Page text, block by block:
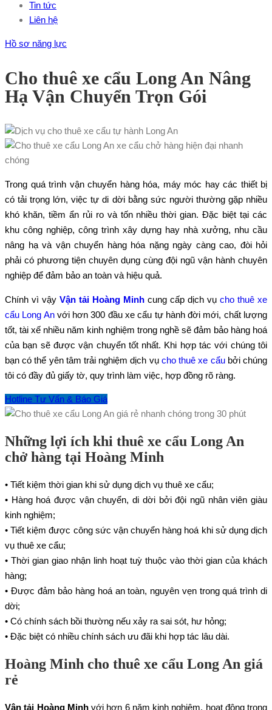
Tin tức
Liên hệ
Hồ sơ năng lực
Cho thuê xe cẩu Long An Nâng
Hạ Vận Chuyển Trọn Gói
Trong quá trình vận chuyển hàng hóa, máy móc hay các thiết bị
có tải trọng lớn, việc tự di dời bằng sức người thường gặp nhiều
khó khăn, tiềm ẩn rủi ro và tốn nhiều thời gian. Đặc biệt tại các
khu công nghiệp, công trình xây dựng hay nhà xưởng, nhu cầu
nâng hạ và vận chuyển hàng hóa nặng ngày càng cao, đòi hỏi
phải có phương tiện chuyên dụng cùng đội ngũ vận hành chuyên
nghiệp để đảm bảo an toàn và hiệu quả.
Chính vì vậy Vận tải Hoàng Minh cung cấp dịch vụ cho thuê xe
cẩu Long An với hơn 300 đầu xe cẩu tự hành đời mới, chất lượng
tốt, tài xế nhiều năm kinh nghiệm trong nghề sẽ đảm bảo hàng hoá
của bạn sẽ được vận chuyển tốt nhất. Khi hợp tác với chúng tôi
bạn có thể yên tâm trải nghiệm dịch vụ cho thuê xe cẩu bởi chúng
tôi có đầy đủ giấy tờ, quy trình làm việc, hợp đồng rõ ràng.
Hotline Tư Vấn & Báo Giá
Những lợi ích khi thuê xe cẩu Long An
chở hàng tại Hoàng Minh
• Tiết kiệm thời gian khi sử dụng dịch vụ thuê xe cẩu;
• Hàng hoá được vận chuyển, di dời bởi đội ngũ nhân viên giàu
kinh nghiệm;
• Tiết kiệm được công sức vận chuyển hàng hoá khi sử dụng dịch
vụ thuê xe cẩu;
• Thời gian giao nhận linh hoạt tuỳ thuộc vào thời gian của khách
hàng;
• Được đảm bảo hàng hoá an toàn, nguyên vẹn trong quá trình di
dời;
• Có chính sách bồi thường nếu xảy ra sai sót, hư hỏng;
• Đặc biệt có nhiều chính sách ưu đãi khi hợp tác lâu dài.
Hoàng Minh cho thuê xe cẩu Long An giá
rẻ
Vận tải Hoàng Minhvới hơn 6 năm kinh nghiệm, hoạt động trong